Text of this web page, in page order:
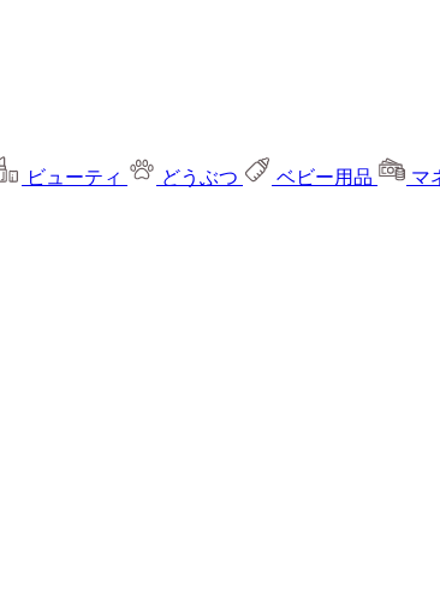
ビューティ どうぶつ ベビー用品 マ